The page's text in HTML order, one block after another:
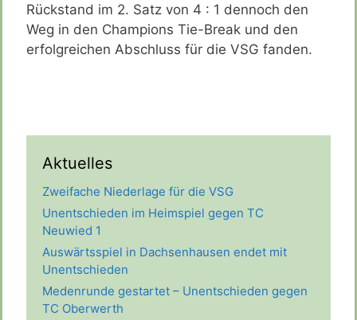
Rückstand im 2. Satz von 4 : 1 dennoch den
Weg in den Champions Tie-Break und den
erfolgreichen Abschluss für die VSG fanden.
Aktuelles
Zweifache Niederlage für die VSG
Unentschieden im Heimspiel gegen TC
Neuwied 1
Auswärtsspiel in Dachsenhausen endet mit
Unentschieden
Medenrunde gestartet – Unentschieden gegen
TC Oberwerth